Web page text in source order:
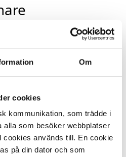
Om
cookies
kommunikation, som trädde i
alla som besöker webbplatser
cookies används till. En cookie
på din dator och som